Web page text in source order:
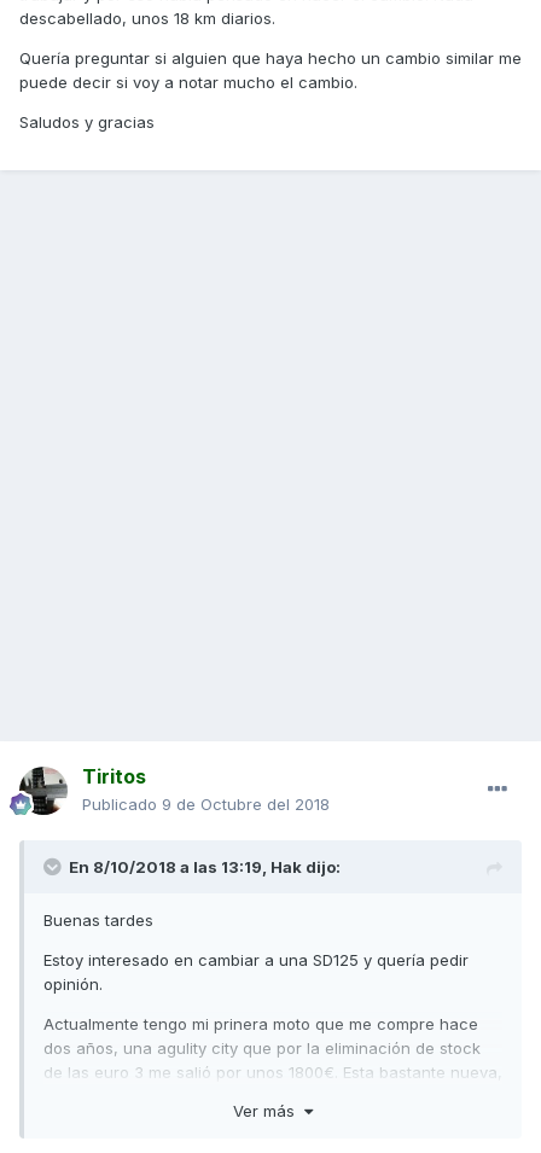
descabellado, unos 18 km diarios.
Quería preguntar si alguien que haya hecho un cambio similar me
puede decir si voy a notar mucho el cambio.
Saludos y gracias
Tiritos
Publicado 9 de Octubre del 2018
En 8/10/2018 a las 13:19, Hak dijo:
Buenas tardes
Estoy interesado en cambiar a una SD125 y quería pedir
opinión.
Actualmente tengo mi prinera moto que me compre hace
dos años, una agulity city que por la eliminación de stock
de las euro 3 me salió por unos 1800€. Esta bastante nueva,
nada escandaloso pero he tenido que ir un par de veces a
Ver más